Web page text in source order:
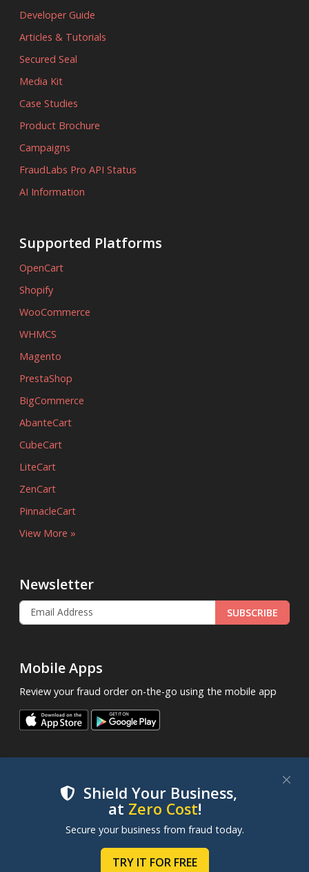
Shield Your Business,
at Zero Cost!
Secure your business from fraud today.
TRY IT FOR FREE
Developer Guide
Articles & Tutorials
Secured Seal
Media Kit
Case Studies
Product Brochure
Campaigns
FraudLabs Pro API Status
AI Information
Supported Platforms
OpenCart
Shopify
WooCommerce
WHMCS
Magento
PrestaShop
BigCommerce
AbanteCart
CubeCart
LiteCart
ZenCart
PinnacleCart
View More »
Newsletter
SUBSCRIBE
Mobile Apps
Review your fraud order on-the-go using the mobile app
Terms of Service |Privacy Policy| SLA| Cookie Notice
We use cookies to improve your experience on our
websites. By clicking "Accept Cookies", you consent to
our use of cookies. Learn more in ourCookie Policy